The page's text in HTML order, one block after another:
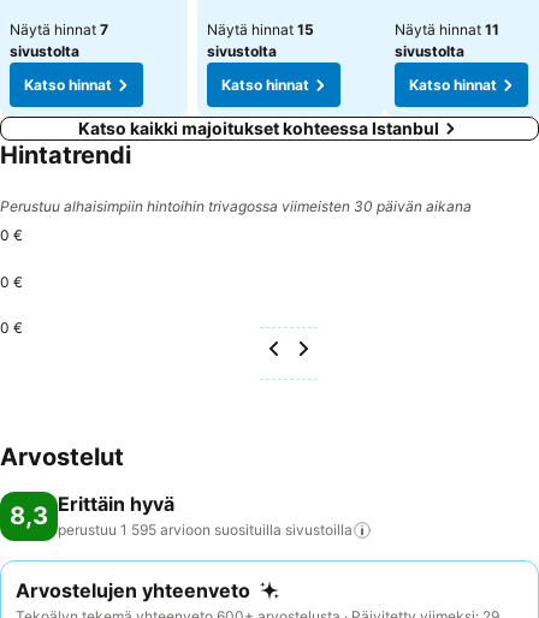
Näytä hinnat 7
sivustolta
Katso hinnat
Näytä hinnat 15
sivustolta
Katso hinnat
Näytä hinnat 11
sivustolta
Katso hinnat
Katso kaikki majoitukset kohteessa Istanbul
Hintatrendi
Perustuu alhaisimpiin hintoihin trivagossa viimeisten 30 päivän aikana
0 €
0 €
0 €
Arvostelut
8,3 Erittäin hyvä
perustuu 1 595 arvioon suosituilla sivustoilla
Arvostelujen yhteenveto